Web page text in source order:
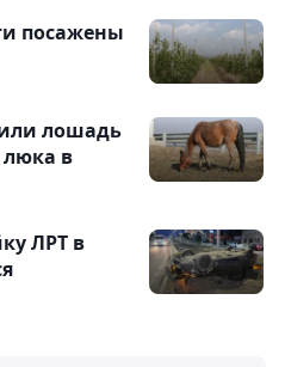
посажены
лошадь
в
ЛРТ в